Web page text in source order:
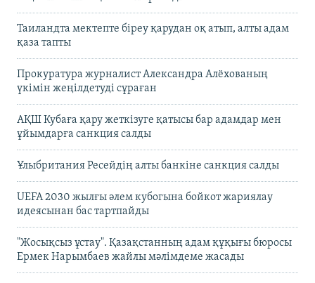
Таиландта мектепте біреу қарудан оқ атып, алты адам
қаза тапты
Прокуратура журналист Александра Алёхованың
үкімін жеңілдетуді сұраған
АҚШ Кубаға қару жеткізуге қатысы бар адамдар мен
ұйымдарға санкция салды
Ұлыбритания Ресейдің алты банкіне санкция салды
UEFA 2030 жылғы әлем кубогына бойкот жариялау
идеясынан бас тартпайды
"Жосықсыз ұстау". Қазақстанның адам құқығы бюросы
Ермек Нарымбаев жайлы мәлімдеме жасады